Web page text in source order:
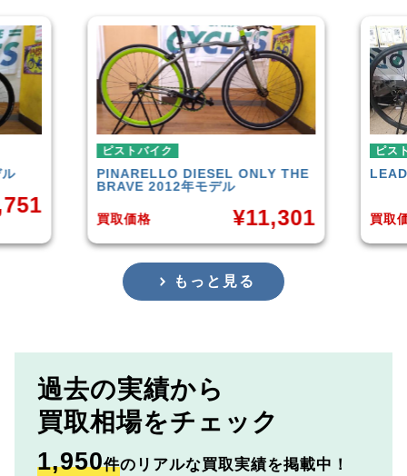
DIESEL ONLY THE
2012年モデル
取価格 ¥11,301
LEADER 721TR
買取価格
もっと見る
過去の実績から
買取相場をチェック
1,950件のリアルな買取実績を掲載中！